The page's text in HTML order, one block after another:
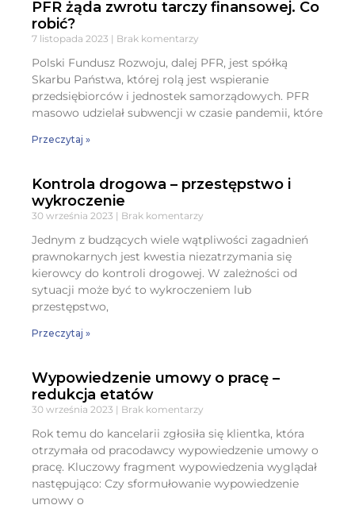
PFR żąda zwrotu tarczy finansowej. Co
robić?
7 listopada 2023 Brak komentarzy
Polski Fundusz Rozwoju, dalej PFR, jest spółką
Skarbu Państwa, której rolą jest wspieranie
przedsiębiorców i jednostek samorządowych. PFR
masowo udzielał subwencji w czasie pandemii, które
Przeczytaj »
Kontrola drogowa – przestępstwo i
wykroczenie
30 września 2023 Brak komentarzy
Jednym z budzących wiele wątpliwości zagadnień
prawnokarnych jest kwestia niezatrzymania się
kierowcy do kontroli drogowej. W zależności od
sytuacji może być to wykroczeniem lub
przestępstwo,
Przeczytaj »
Wypowiedzenie umowy o pracę –
redukcja etatów
30 września 2023 Brak komentarzy
Rok temu do kancelarii zgłosiła się klientka, która
otrzymała od pracodawcy wypowiedzenie umowy o
pracę. Kluczowy fragment wypowiedzenia wyglądał
następująco: Czy sformułowanie wypowiedzenie
umowy o